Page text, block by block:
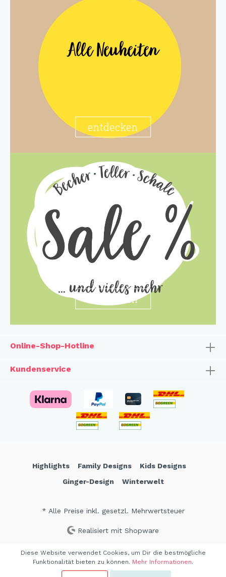
Alle Neuheiten
entdecken
entdecken
Online-Shop-Hotline
Kundenservice
Highlights Family Designs
Kids Designs
Ginger-Design
Winterwelt
* Alle Preise inkl. gesetzl. Mehrwertsteuer
Realisiert mit Shopware
Diese Website verwendet Cookies, um Dir die bestmögliche
Funktionalität bieten zu können. Mehr Informationen.